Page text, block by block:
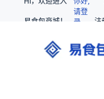
易食包商城！
请登
录
注